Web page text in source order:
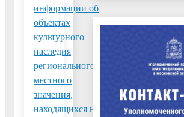
информации об
объектах
культурного
наследия
регионального и
местного
значения,
находящихся на